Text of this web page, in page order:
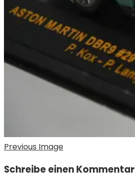
Previous Image
Schreibe einen Kommentar